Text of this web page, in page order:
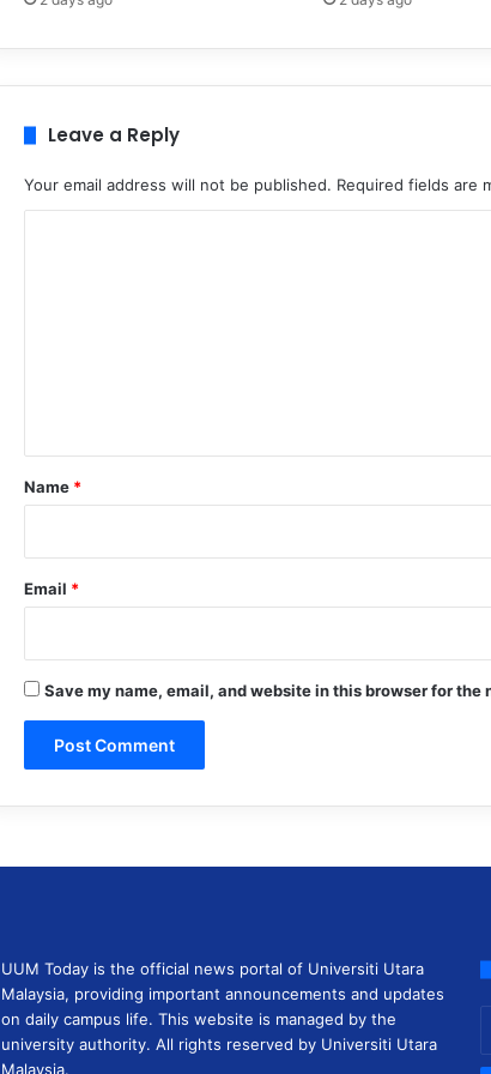
Leave a Reply
Your email address will not be published. Required fields are
*
Name *
Email *
Save my name, email, and website in this browser for the
UUM Today is the official news portal of Universiti Utara
Malaysia, providing important announcements and updates
on daily campus life. This website is managed by the
university authority. All rights reserved by Universiti Utara
Malaysia.